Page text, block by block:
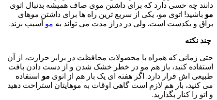
دانند چه حسی دارد که برای داشتن موی صاف همیشه بدنبال اتوی
موباشید! اتوی مو، یکی از سریع ترین راه ها برای داشتنموهای
براق و یکدست است. ولی در دراز مدت می تواند بهموآسیب بزند.
چند نکته
حتی زمانی که همراه با محصولات محافظت در برابر حرارت، از آن
استفاده کنید، باز هم مو در خطر خشک شدن و از دست دادن بافت
طبیعی اش قرار دارد. اگر هفته ای یک بار هم از اتویمواستفاده
می کنید، باز هم لازم است گاهی اوقات به موهایتان استراحت دهید
و اتو را کنار بگذارید.